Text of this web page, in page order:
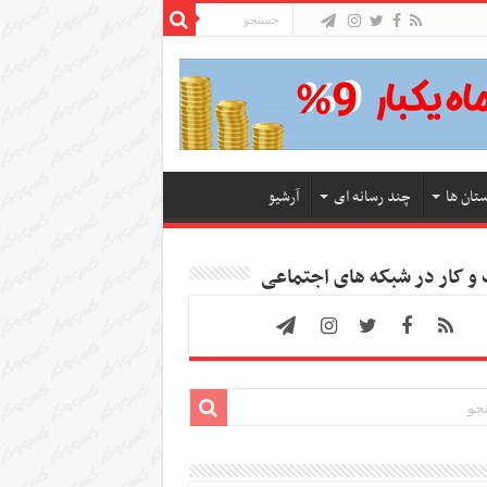
ها چند رسانه ای آرشیو
کار در شبکه های اجتماعی